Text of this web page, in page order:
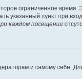
ограниченное время.
указанный пункт при
каждом посещении
и самому себе.